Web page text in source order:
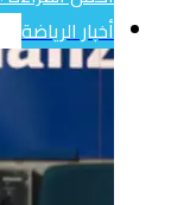
أخبار الرياضة